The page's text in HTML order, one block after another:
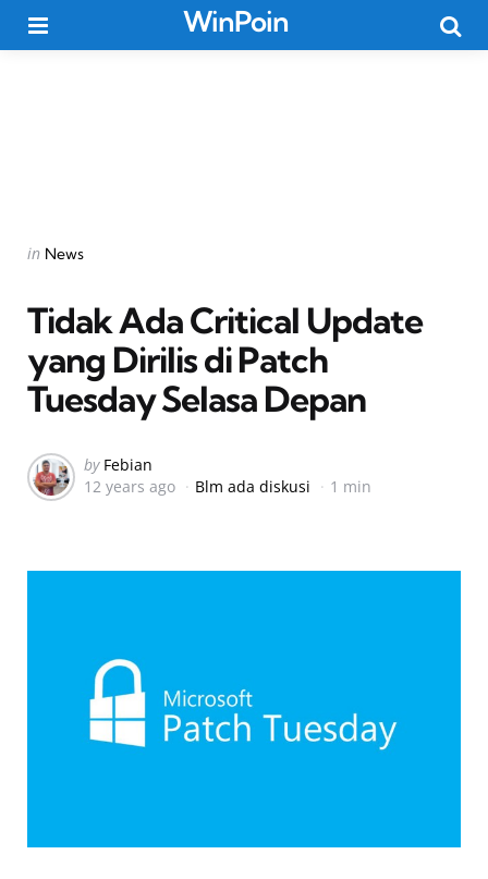
WinPoin
Categories
Posted
in News
Tidak Ada Critical Update
yang Dirilis di Patch
Tuesday Selasa Depan
Posted
by
by Febian
12 years ago
Blm ada diskusi 1 min